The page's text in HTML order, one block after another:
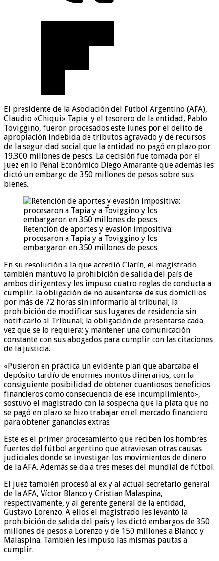
El presidente de la Asociación del Fútbol Argentino (AFA),
Claudio «Chiqui» Tapia, y el tesorero de la entidad, Pablo
Toviggino, fueron procesados este lunes por el delito de
apropiación indebida de tributos agravado y de recursos
de la seguridad social que la entidad no pagó en plazo por
19.300 millones de pesos. La decisión fue tomada por el
juez en lo Penal Económico Diego Amarante que además les
dictó un embargo de 350 millones de pesos sobre sus
bienes.
Retención de aportes y evasión impositiva:
procesaron a Tapia y a Toviggino y los
embargaron en 350 millones de pesos
En su resolución a la que accedió Clarín, el magistrado
también mantuvo la prohibición de salida del país de
ambos dirigentes y les impuso cuatro reglas de conducta a
cumplir: la obligación de no ausentarse de sus domicilios
por más de 72 horas sin informarlo al tribunal; la
prohibición de modificar sus lugares de residencia sin
notificarlo al Tribunal; la obligación de presentarse cada
vez que se lo requiera; y mantener una comunicación
constante con sus abogados para cumplir con las citaciones
de la justicia.
«Pusieron en práctica un evidente plan que abarcaba el
depósito tardío de enormes montos dinerarios, con la
consiguiente posibilidad de obtener cuantiosos beneficios
financieros como consecuencia de ese incumplimiento»,
sostuvo el magistrado con la sospecha que la plata que no
se pagó en plazo se hizo trabajar en el mercado financiero
para obtener ganancias extras.
Este es el primer procesamiento que reciben los hombres
fuertes del fútbol argentino que atraviesan otras causas
judiciales donde se investigan los movimientos de dinero
de la AFA. Además se da a tres meses del mundial de fútbol.
El juez también procesó al ex y al actual secretario general
de la AFA, Víctor Blanco y Cristian Malaspina,
respectivamente, y al gerente general de la entidad,
Gustavo Lorenzo. A ellos el magistrado les levantó la
prohibición de salida del país y les dictó embargos de 350
millones de pesos a Lorenzo y de 150 millones a Blanco y
Malaspina. También les impuso las mismas pautas a
cumplir.